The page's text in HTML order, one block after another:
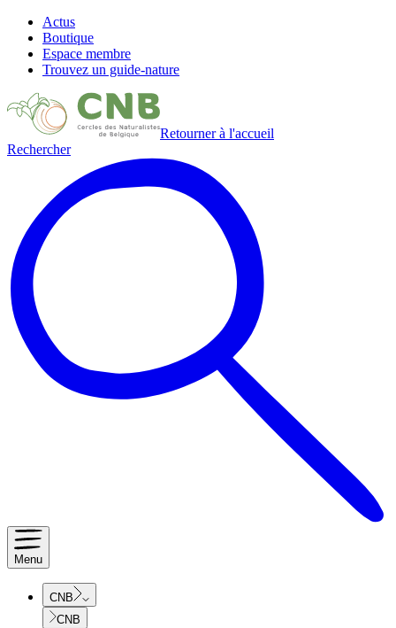
Actus
Boutique
Espace membre
Trouvez un guide-nature
Retourner à l'accueil
Rechercher
Menu
CNB
CNB